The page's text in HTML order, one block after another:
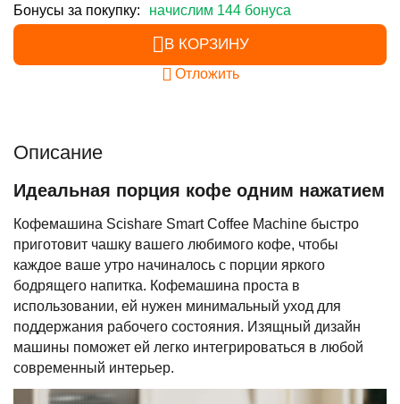
Бонусы за покупку: начислим 144 бонуса
В КОРЗИНУ
Отложить
Описание
Идеальная порция кофе одним нажатием
Кофемашина Scishare Smart Coffee Machine быстро
приготовит чашку вашего любимого кофе, чтобы
каждое ваше утро начиналось с порции яркого
бодрящего напитка. Кофемашина проста в
использовании, ей нужен минимальный уход для
поддержания рабочего состояния. Изящный дизайн
машины поможет ей легко интегрироваться в любой
современный интерьер.